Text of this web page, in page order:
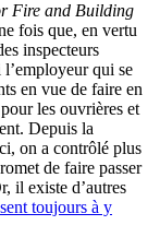
Fire and Building
fois que, en vertu
inspecteurs
qui se
en vue de faire en
les ouvrières et
Depuis la
on a contrôlé plus
de faire passer
il existe d’autres
toujours à y